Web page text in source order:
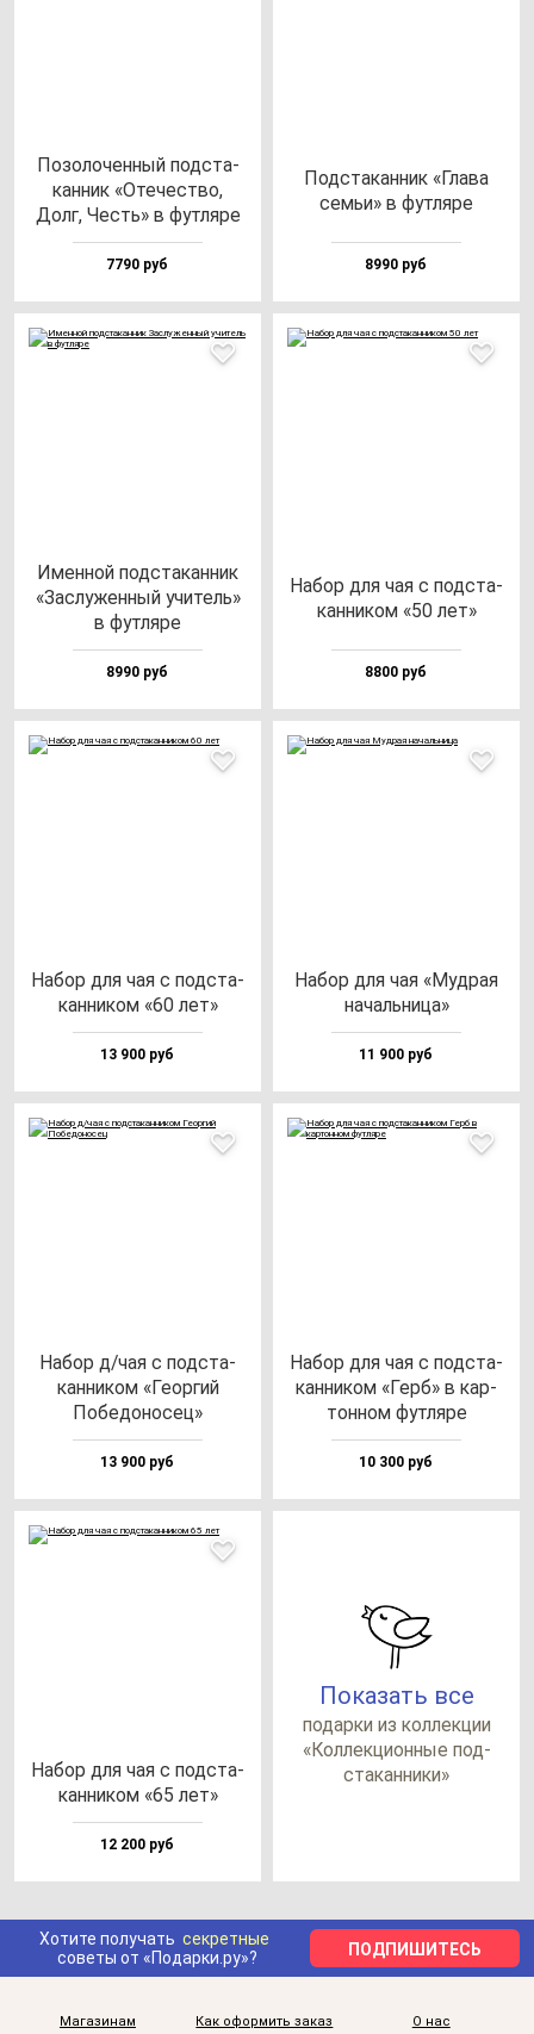
Позо­ло­чен­ный под­ста­
кан­ник «Оте­чес­тво,
Долг, Честь» в фут­ля­ре
7790 руб
Под­ста­кан­ник «Гла­ва
семьи» в фут­ля­ре
8990 руб
Имен­ной под­ста­кан­ник
«Зас­лу­жен­ный учи­тель»
в фут­ля­ре
8990 руб
Набор для чая с под­ста­
кан­ни­ком «50 лет»
8800 руб
Набор для чая с под­ста­
кан­ни­ком «60 лет»
13 900 руб
Набор для чая «Муд­рая
на­чаль­ни­ца»
11 900 руб
Набор д/чая с под­ста­
кан­ни­ком «Геор­гий
Побе­до­но­сец»
13 900 руб
Набор для чая с под­ста­
кан­ни­ком «Герб» в кар­
тон­ном фут­ля­ре
10 300 руб
Набор для чая с под­ста­
кан­ни­ком «65 лет»
12 200 руб
Показать все
по­дар­ки из кол­лек­ции
«Кол­лек­ци­он­ные под­
ста­кан­ни­ки»
Хотите получать секретные
советы от «Подарки.ру»?
ПОДПИШИТЕСЬ
Магазинам Как оформить заказ О нас